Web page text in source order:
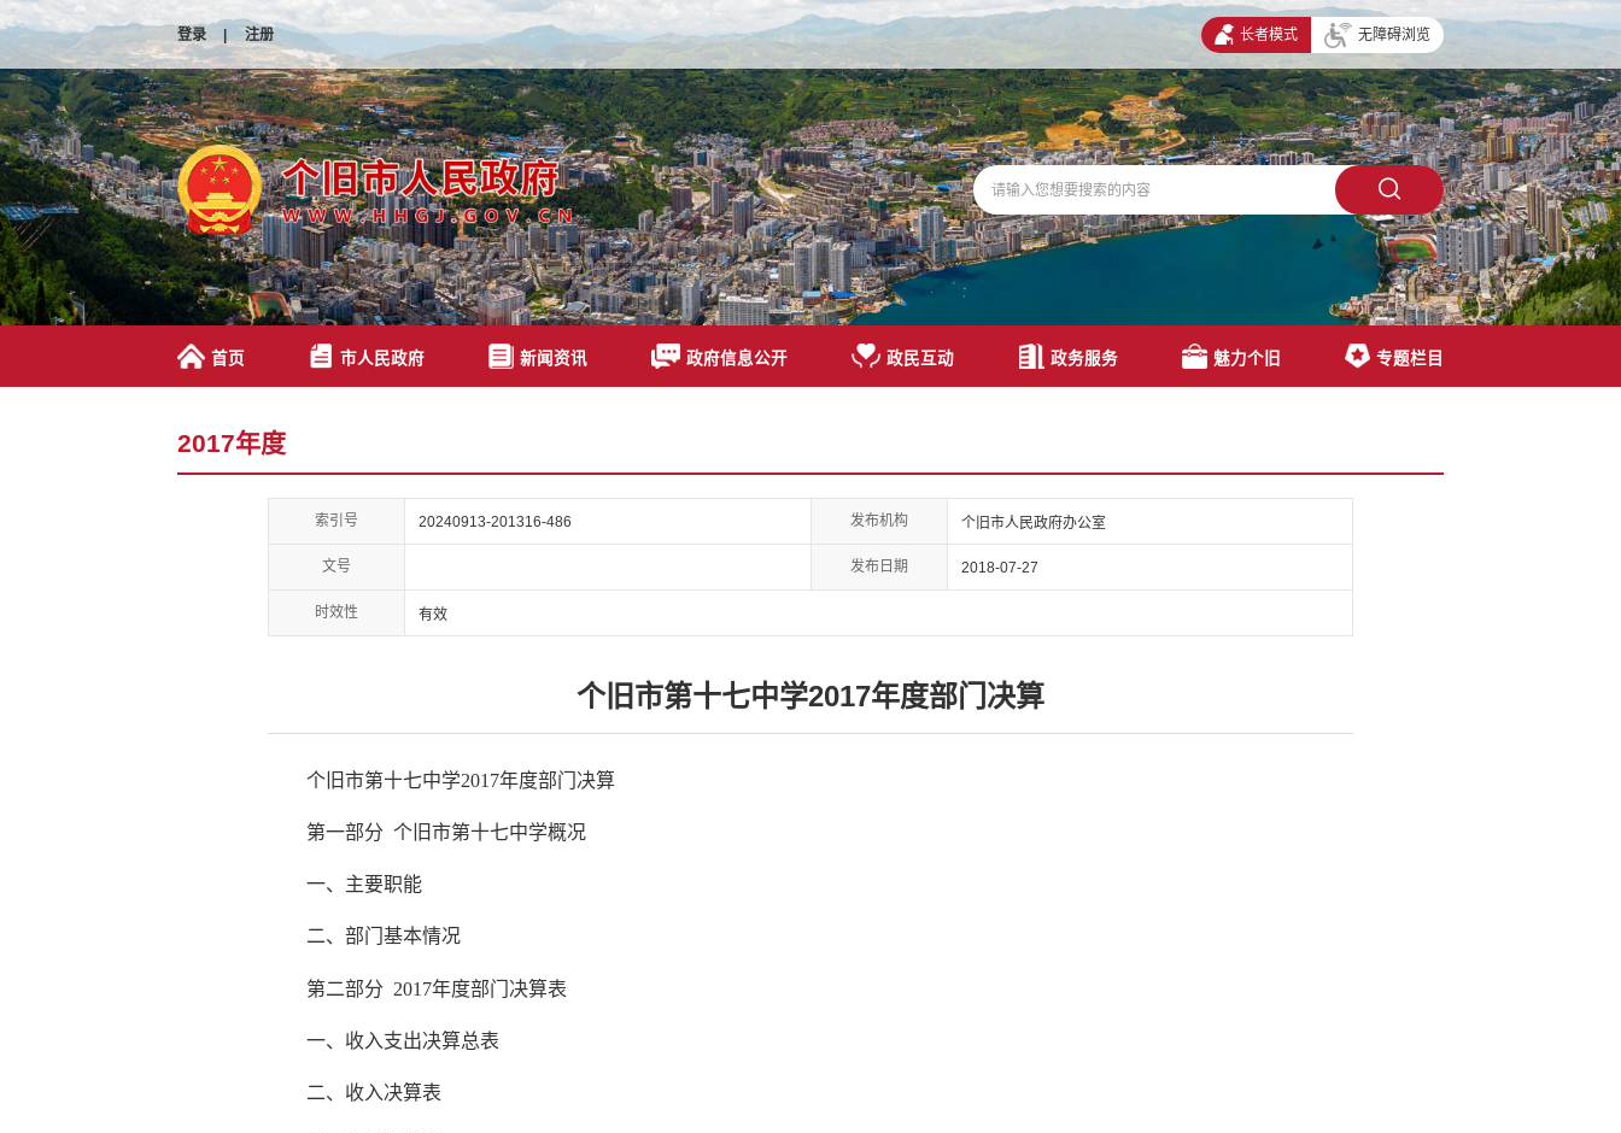
登录 | 注册 长者模式 无障碍浏览
首页 市人民政府 新闻资讯 政府信息公开 政民互动 政务服务 魅力个旧 专题栏目
2017年度
索引号 20240913-201316-486 发布机构 个旧市人民政府办公室
文号 发布日期 2018-07-27
时效性 有效
个旧市第十七中学2017年度部门决算
个旧市第十七中学2017年度部门决算
第一部分 个旧市第十七中学概况
一、主要职能
二、部门基本情况
第二部分 2017年度部门决算表
一、收入支出决算总表
二、收入决算表